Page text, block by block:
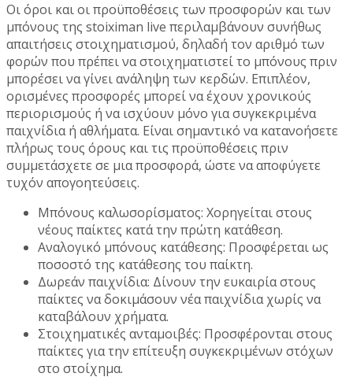
Οι όροι και οι προϋποθέσεις των προσφορών και των
μπόνους της stoiximan live περιλαμβάνουν συνήθως
απαιτήσεις στοιχηματισμού, δηλαδή τον αριθμό των
φορών που πρέπει να στοιχηματιστεί το μπόνους πριν
μπορέσει να γίνει ανάληψη των κερδών. Επιπλέον,
ορισμένες προσφορές μπορεί να έχουν χρονικούς
περιορισμούς ή να ισχύουν μόνο για συγκεκριμένα
παιχνίδια ή αθλήματα. Είναι σημαντικό να κατανοήσετε
πλήρως τους όρους και τις προϋποθέσεις πριν
συμμετάσχετε σε μια προσφορά, ώστε να αποφύγετε
τυχόν απογοητεύσεις.
Μπόνους καλωσορίσματος: Χορηγείται στους
νέους παίκτες κατά την πρώτη κατάθεση.
Αναλογικό μπόνους κατάθεσης: Προσφέρεται ως
ποσοστό της κατάθεσης του παίκτη.
Δωρεάν παιχνίδια: Δίνουν την ευκαιρία στους
παίκτες να δοκιμάσουν νέα παιχνίδια χωρίς να
καταβάλουν χρήματα.
Στοιχηματικές ανταμοιβές: Προσφέρονται στους
παίκτες για την επίτευξη συγκεκριμένων στόχων
στο στοίχημα.